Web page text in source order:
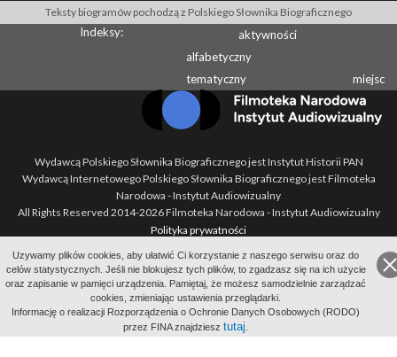
Uzywamy plików cookies, aby ułatwić Ci korzystanie z naszego serwisu oraz do
celów statystycznych. Jeśli nie blokujesz tych plików, to zgadzasz się na ich użycie
oraz zapisanie w pamięci urządzenia. Pamiętaj, że możesz samodzielnie zarządzać
cookies, zmieniając ustawienia przeglądarki.
Informację o realizacji Rozporządzenia o Ochronie Danych Osobowych (RODO)
przez FINA znajdziesz tutaj
Teksty biogramów pochodzą z Polskiego Słownika Biograficznego
Indeksy:
aktywności
alfabetyczny
tematyczny
miejsc
Wydawcą Polskiego Słownika Biograficznego jest Instytut Historii PAN
Wydawcą Internetowego Polskiego Słownika Biograficznego jest Filmoteka
Narodowa - Instytut Audiowizualny
All Rights Reserved 2014-2026Filmoteka Narodowa - Instytut Audiowizualny
Polityka prywatności
Informacje o projekcie
Kontakt
Regulamin
Mapa strony
BIP